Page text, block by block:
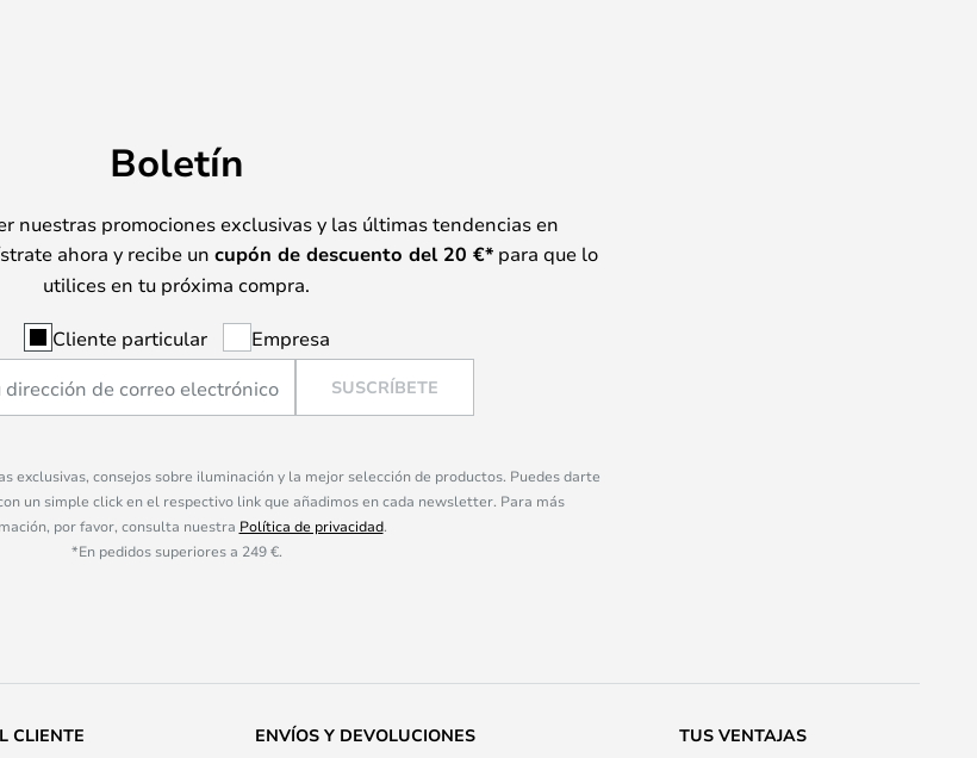
Boletín
nuestras promociones exclusivas y las últimas tendencias en
ahora y recibe un cupón de descuento del 20 €*para que lo
utilices en tu próxima compra.
Cliente particular Empresa
SUSCRÍBETE
exclusivas, consejos sobre iluminación y la mejor selección de productos. Puedes darte
un simple click en el respectivo link que añadimos en cada newsletter. Para más
por favor, consulta nuestra Política de privacidad.
*En pedidos superiores a 249 €.
CLIENTE ENVÍOS Y DEVOLUCIONES TUS VENTAJAS